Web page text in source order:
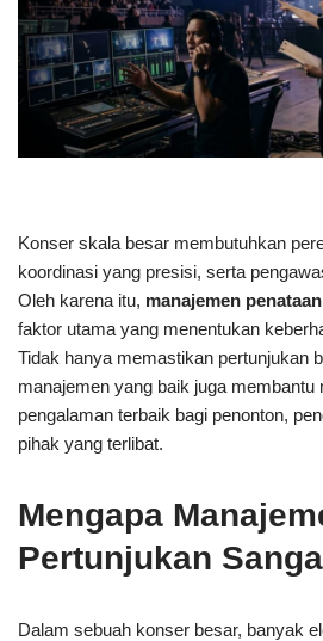
Konser skala besar membutuhkan
koordinasi yang presisi, serta
Oleh karena itu, manajemen
faktor utama yang menentukan
Tidak hanya memastikan pertunjukan
manajemen yang baik juga membantu
pengalaman terbaik bagi penonton,
pihak yang terlibat.
Mengapa
Pertunjukan
Dalam sebuah konser besar, banyak